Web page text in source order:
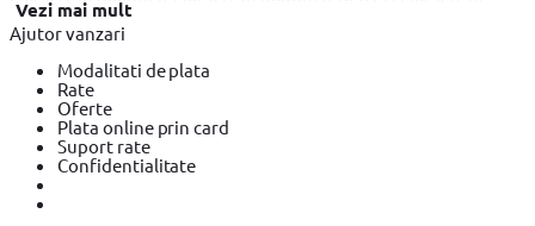
pendular DeWALT
DeWALTFierastrau circular BOSCH
Slefuitor electric BOSCH
Masini de frezat BOSCH
electricaRindea electrica BOSCH
Suflanta aer caldSuflanta aer cald YATO
BOSCHPlaci compactoare & Ciocan demolator
compactoare & Ciocan demolator BOSCH
Ciocan demolator Makita
scule electrice BOSCH
Vezi mai mult
Ajutor vanzari
Modalitati de plata
Rate
Oferte
Plata online prin card
Suport rate
Confidentialitate